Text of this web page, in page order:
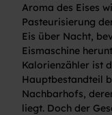
Aroma des Eises
Pasteurisierung
Eis über Nacht,
Eismaschine
Kalorienzähler ist
Hauptbestandteil
Nachbarhofs,
liegt. Doch der